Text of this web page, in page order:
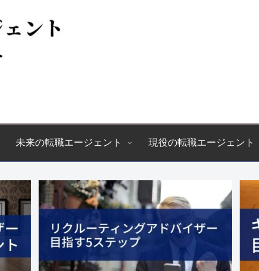
未来の転職エージェント 現役の転職エージェント